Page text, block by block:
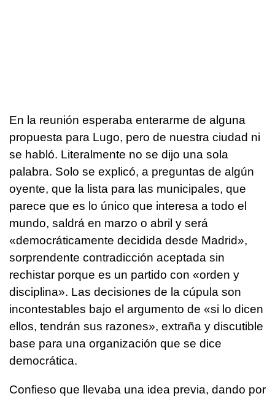
En la reunión esperaba enterarme de alguna
propuesta para Lugo, pero de nuestra ciudad ni
se habló. Literalmente no se dijo una sola
palabra. Solo se explicó, a preguntas de algún
oyente, que la lista para las municipales, que
parece que es lo único que interesa a todo el
mundo, saldrá en marzo o abril y será
«democráticamente decidida desde Madrid»,
sorprendente contradicción aceptada sin
rechistar porque es un partido con «orden y
disciplina». Las decisiones de la cúpula son
incontestables bajo el argumento de «si lo dicen
ellos, tendrán sus razones», extraña y discutible
base para una organización que se dice
democrática.
Confieso que llevaba una idea previa, dando por